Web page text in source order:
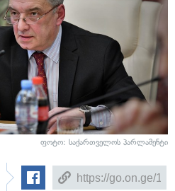
ფოტო: საქართველოს პარლამენტი